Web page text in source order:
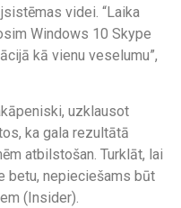
videi. “Laika
Windows 10 Skype
kā vienu veselumu”,
uzklausot
ka gala rezultātā
atbilstošan. Turklāt, lai
betu, nepieciešams būt
(Insider).